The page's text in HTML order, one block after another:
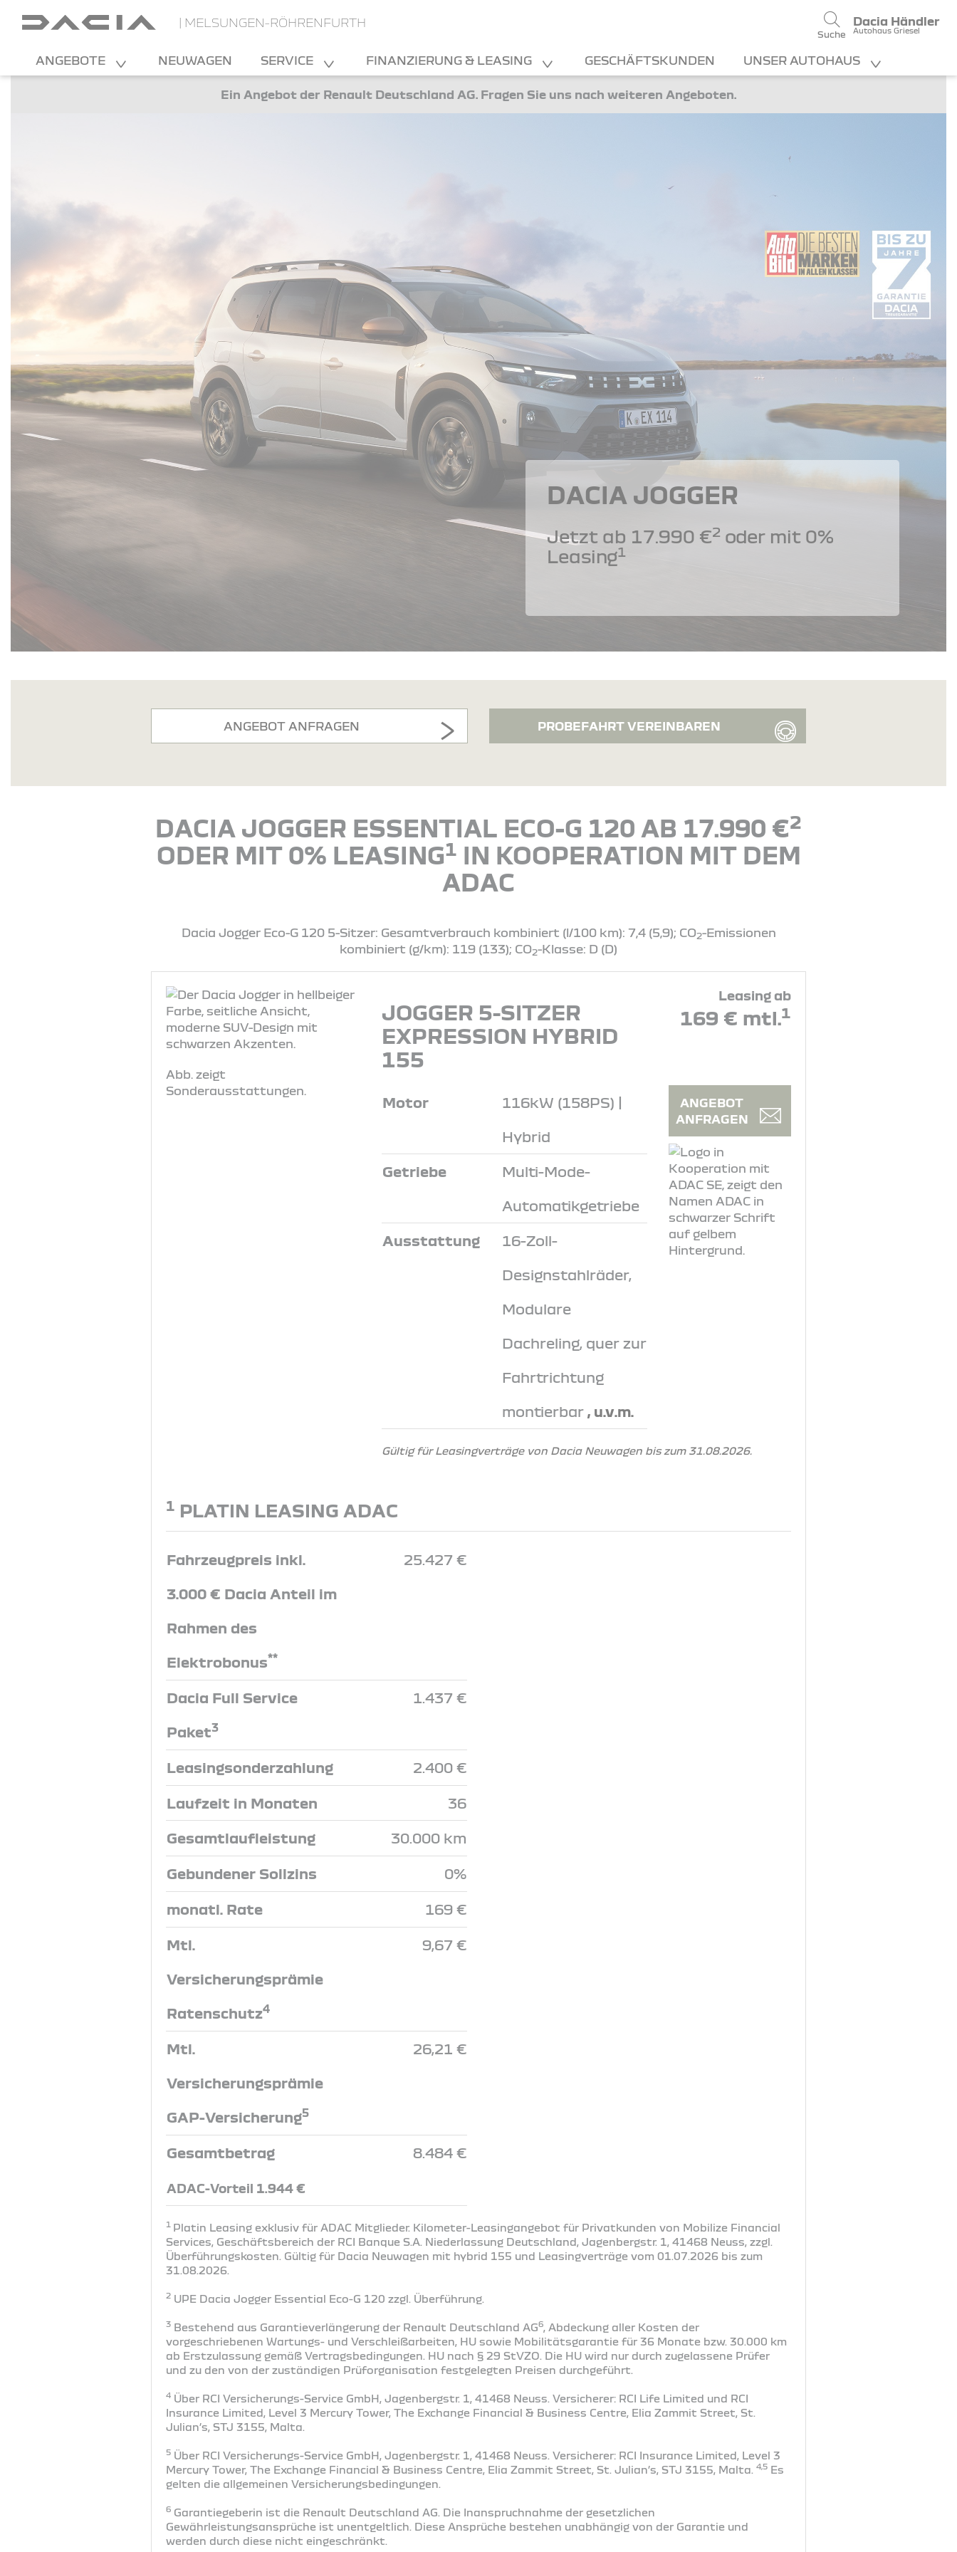
| MELSUNGEN-RÖHRENFURTH
Suche
Dacia Händler
Autohaus Griesel
ANGEBOTE NEUWAGEN SERVICE FINANZIERUNG & LEASING GESCHÄFTSKUNDEN UNSER AUTOHAUS
Ein Angebot der Renault Deutschland AG. Fragen Sie uns nach weiteren Angeboten.
DACIA JOGGER
Jetzt ab 17.990 €2 oder mit 0%
Leasing1
ANGEBOT ANFRAGEN PROBEFAHRT VEREINBAREN
DACIA JOGGER ESSENTIAL ECO-G 120 AB 17.990 €2
ODER MIT 0% LEASING1 IN KOOPERATION MIT DEM
ADAC
Dacia Jogger Eco-G 120 5-Sitzer: Gesamtverbrauch kombiniert (l/100 km): 7,4 (5,9); CO2-Emissionen
kombiniert (g/km): 119 (133); CO2-Klasse: D (D)
Abb. zeigt
Sonderausstattungen.
JOGGER 5-SITZER
EXPRESSION HYBRID
155
Leasing ab
169 € mtl.1
Motor 116kW (158PS) |
Hybrid
Getriebe Multi-Mode-
Automatikgetriebe
Ausstattung 16-Zoll-
Designstahlräder,
Modulare
Dachreling, quer zur
Fahrtrichtung
montierbar , u.v.m.
ANGEBOT
ANFRAGEN
Gültig für Leasingverträge von Dacia Neuwagen bis zum 31.08.2026.
1 PLATIN LEASING ADAC
Fahrzeugpreis inkl.
3.000 € Dacia Anteil im
Rahmen des
Elektrobonus**
25.427 €
Dacia Full Service
Paket3
1.437 €
Leasingsonderzahlung 2.400 €
Laufzeit in Monaten 36
Gesamtlaufleistung 30.000 km
Gebundener Sollzins 0%
monatl. Rate 169 €
Mtl.
Versicherungsprämie
Ratenschutz4
9,67 €
Mtl.
Versicherungsprämie
GAP-Versicherung5
26,21 €
Gesamtbetrag
ADAC-Vorteil 1.944 €
8.484 €
1 Platin Leasing exklusiv für ADAC Mitglieder. Kilometer-Leasingangebot für Privatkunden von Mobilize Financial
Services, Geschäftsbereich der RCI Banque S.A. Niederlassung Deutschland, Jagenbergstr. 1, 41468 Neuss, zzgl.
Überführungskosten. Gültig für Dacia Neuwagen mit hybrid 155 und Leasingverträge vom 01.07.2026 bis zum
31.08.2026.
2 UPE Dacia Jogger Essential Eco-G 120 zzgl. Überführung​.
3 Bestehend aus Garantieverlängerung der Renault Deutschland AG6
, Abdeckung aller Kosten der
vorgeschriebenen Wartungs- und Verschleißarbeiten, HU sowie Mobilitätsgarantie für 36 Monate bzw. 30.000 km
ab Erstzulassung gemäß Vertragsbedingungen. HU nach § 29 StVZO. Die HU wird nur durch zugelassene Prüfer
und zu den von der zuständigen Prüforganisation festgelegten Preisen durchgeführt.
4 Über RCI Versicherungs-Service GmbH, Jagenbergstr. 1, 41468 Neuss. Versicherer: RCI Life Limited und RCI
Insurance Limited, Level 3 Mercury Tower, The Exchange Financial & Business Centre, Elia Zammit Street, St.
Julian’s, STJ 3155, Malta.
5 Über RCI Versicherungs-Service GmbH, Jagenbergstr. 1, 41468 Neuss. Versicherer: RCI Insurance Limited, Level 3
Mercury Tower, The Exchange Financial & Business Centre, Elia Zammit Street, St. Julian’s, STJ 3155, Malta.4,5 Es
gelten die allgemeinen Versicherungsbedingungen.
6 Garantiegeberin ist die Renault Deutschland AG. Die Inanspruchnahme der gesetzlichen
Gewährleistungsansprüche ist unentgeltlich. Diese Ansprüche bestehen unabhängig von der Garantie und
werden durch diese nicht eingeschränkt.